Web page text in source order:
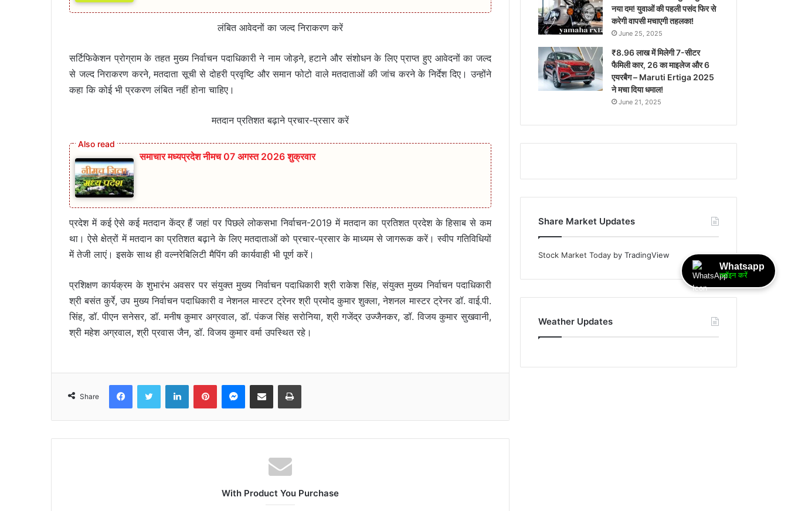
लंबित आवेदनों का जल्द निराकरण करें
सर्टिफिकेशन प्रोग्राम के तहत मुख्य निर्वाचन पदाधिकारी ने नाम जोड़ने, हटाने और संशोधन के लिए प्राप्त हुए आवेदनों का जल्द
से जल्द निराकरण करने, मतदाता सूची से दोहरी प्रवृष्टि और समान फोटो वाले मतदाताओं की जांच करने के निर्देश दिए। उन्होंने
कहा कि कोई भी प्रकरण लंबित नहीं होना चाहिए।
मतदान प्रतिशत बढ़ाने प्रचार-प्रसार करें
समाचार मध्यप्रदेश नीमच 07 अगस्त 2026 शुक्रवार
प्रदेश में कई ऐसे कई मतदान केंद्र हैं जहां पर पिछले लोकसभा निर्वाचन-2019 में मतदान का प्रतिशत प्रदेश के हिसाब से कम
था। ऐसे क्षेत्रों में मतदान का प्रतिशत बढ़ाने के लिए मतदाताओं को प्रचार-प्रसार के माध्यम से जागरूक करें। स्वीप गतिविधियों
में तेजी लाएं। इसके साथ ही वल्नरेबिलिटी मैपिंग की कार्यवाही भी पूर्ण करें।
प्रशिक्षण कार्यक्रम के शुभारंभ अवसर पर संयुक्त मुख्य निर्वाचन पदाधिकारी श्री राकेश सिंह, संयुक्त मुख्य निर्वाचन पदाधिकारी
श्री बसंत कुर्रे, उप मुख्य निर्वाचन पदाधिकारी व नेशनल मास्टर ट्रेनर श्री प्रमोद कुमार शुक्ला, नेशनल मास्टर ट्रेनर डॉ. वाई.पी.
सिंह, डॉ. पीएन सनेसर, डॉ. मनीष कुमार अग्रवाल, डॉ. पंकज सिंह सरोनिया, श्री गजेंद्र उज्जैनकर, डॉ. विजय कुमार सुखवानी,
श्री महेश अग्रवाल, श्री प्रवास जैन, डॉ. विजय कुमार वर्मा उपस्थित रहे।
Share
FacebookTwitter LinkedInPinterestMessenger
Share via Email Print
With Product You Purchase
नया दम! युवाओं की पहली पसंद फिर से
करेगी वापसी मचाएगी तहलका!
June 25, 2025
₹8.96 लाख में मिलेगी 7-सीटर
फैमिली कार, 26 का माइलेज और 6
एयरबैग – Maruti Ertiga 2025
ने मचा दिया धमाल!
June 21, 2025
Share Market Updates
Stock Market Today by TradingView
Weather Updates
Whatsapp
ज्वॉइन करें